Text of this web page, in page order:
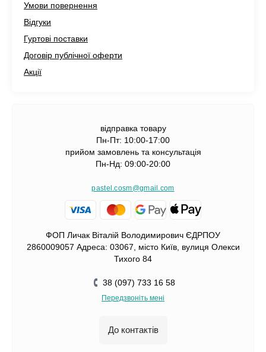
Умови повернення
Відгуки
Гуртові поставки
Договір публічної оферти
Акції
відправка товару
Пн-Пт: 10:00-17:00
прийом замовлень та консультація
Пн-Нд: 09:00-20:00
pastel.cosm@gmail.com
ФОП Личак Віталій Володимирович ЄДРПОУ
2860009057 Адреса: 03067, місто Київ, вулиця Олекси
Тихого 84
38 (097) 733 16 58
Передзвоніть мені
До контактів